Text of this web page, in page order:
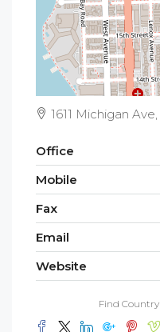
1611 Michigan
Office
Mobile
Fax
Email
Website
Find Country